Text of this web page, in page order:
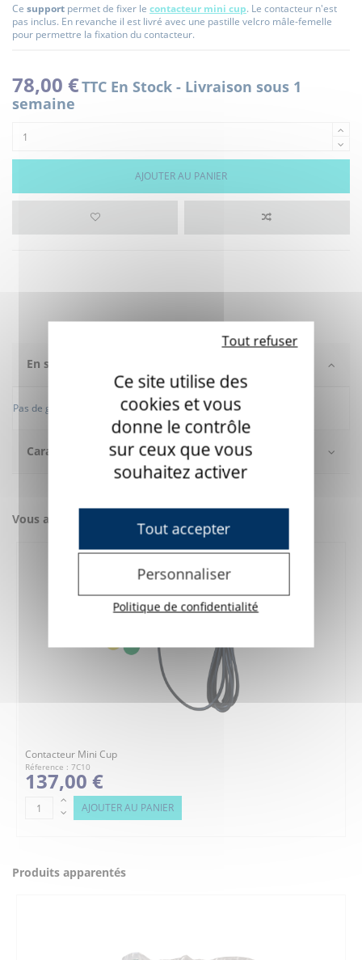
Ce support permet de fixer le contacteur mini cup. Le contacteur n'est
pas inclus. En revanche il est livré avec une pastille velcro mâle-femelle
pour permettre la fixation du contacteur.
78,00 €TTC En Stock - Livraison sous 1
semaine
AJOUTER AU PANIER
En savoir +
Pas de garantie sur les produits destockés ou d'occasion.
Caractéristiques
Vous aimerez aussi
Contacteur Mini Cup
Réference : 7C10
137,00 €
AJOUTER AU PANIER
Produits apparentés
Ce site utilise des
cookies et vous
donne le contrôle
sur ceux que vous
souhaitez activer
Tout accepter
Tout refuser
Personnaliser
Politique de confidentialité